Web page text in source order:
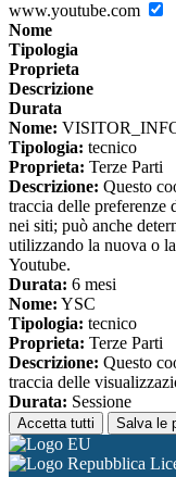
www.youtube.com
Nome
Tipologia
Proprieta
Descrizione
Durata
Nome:
Tipologia: tecnico
Proprieta: Terze Parti
Descrizione: Questo
traccia delle preferenze
nei siti; può anche
utilizzando la nuova o
Youtube.
Durata: 6 mesi
Nome: YSC
Tipologia: tecnico
Proprieta: Terze Parti
Descrizione: Questo
traccia delle
Durata: Sessione
Accetta tutti Salva le